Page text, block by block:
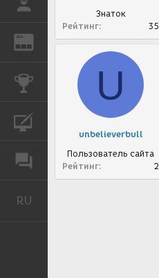
REN ЖУРНАЛ
КОНКУРСЫ
ФОРУМ
RU
Знаток
Рейтинг
35
U
unbelieverbull
Пользователь сайта
Рейтинг
2